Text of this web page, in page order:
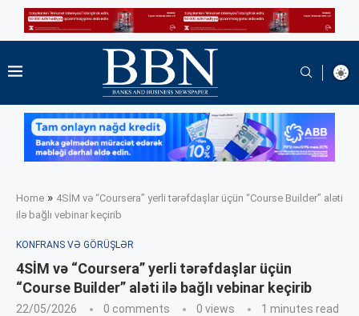
Home » 4SİM və “Coursera” yerli tərəfdaşlar üçün “Course Builder” aləti
ilə bağlı vebinar keçirib
KONFRANS VƏ GÖRÜŞLƏR
4SİM və “Coursera” yerli tərəfdaşlar üçün
“Course Builder” aləti ilə bağlı vebinar keçirib
22/05/2026 0 comments 0 views 1 minutes read